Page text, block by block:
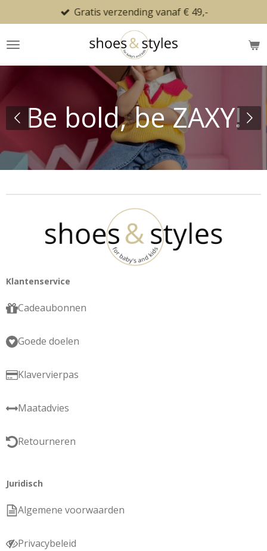
direct
naar
Gratis verzending vanaf € 49,-
Be bold, be ZAXY!
Klantenservice
Cadeaubonnen
Goede doelen
Klavervierpas
Maatadvies
Retourneren
Juridisch
Algemene voorwaarden
Privacybeleid